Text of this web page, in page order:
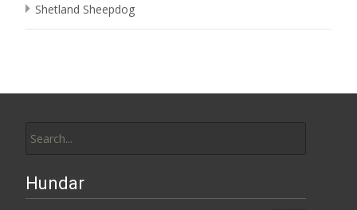
Shetland Sheepdog
for:
Hundar